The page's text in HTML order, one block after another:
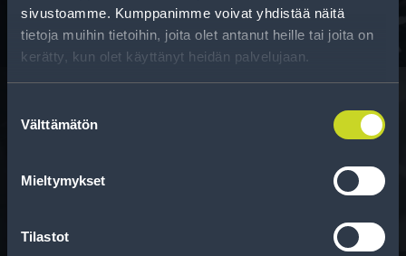
sivustoamme. Kumppanimme voivat yhdistää näitä
tietoja muihin tietoihin, joita olet antanut heille tai joita on
kerätty, kun olet käyttänyt heidän palvelujaan.
valinta
Välttämätön
Mieltymykset
Tilastot
Tavallisen ihmisen tietoa merkinnöistä, renkaista ja